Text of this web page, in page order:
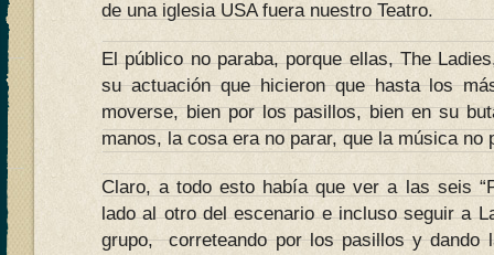
de una iglesia USA fuera nuestro Teatro.
El público no paraba, porque ellas, The
su actuación que hicieron que hasta los
moverse, bien por los pasillos, bien en su
manos, la cosa era no parar, que la música no
Claro, a todo esto había que ver a las seis
lado al otro del escenario e incluso seguir a
grupo, correteando por los pasillos y dando